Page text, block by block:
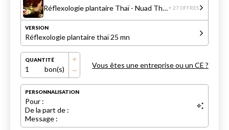
Réflexologie plantaire Thaï - Nuad Thao - Solo+ 27 OFFRES
VERSION
Réflexologie plantaire thaï 25 mn
QUANTITÉ
1 bon(s) Vous êtes une entreprise ou un CE ?
PERSONNALISATION
Pour :
De la part de :
Message :